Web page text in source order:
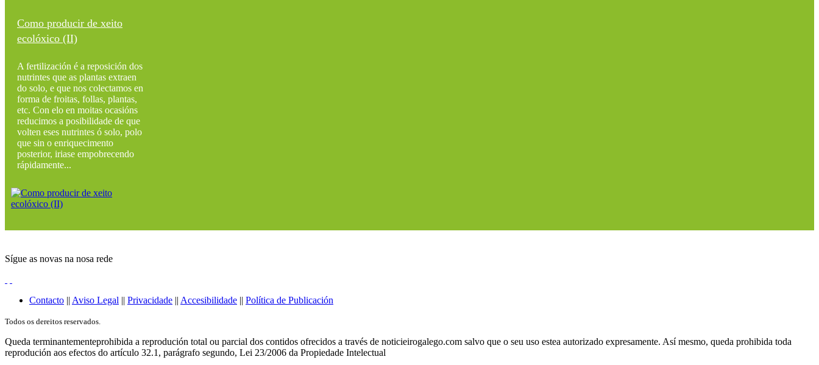
Como producir de xeito
ecolóxico (II)
A fertilización é a reposición dos
nutrintes que as plantas extraen
do solo, e que nos colectamos en
forma de froitas, follas, plantas,
etc. Con elo en moitas ocasións
reducimos a posibilidade de que
volten eses nutrintes ó solo, polo
que sin o enriquecimento
posterior, iriase empobrecendo
rápidamente...
Sígue as novas na nosa rede
Contacto || Aviso Legal || Privacidade || Accesibilidade || Política de Publicación
Todos os dereitos reservados.
Queda terminantementeprohibida a reprodución total ou parcial dos contidos ofrecidos a través de noticieirogalego.com salvo que o seu uso estea autorizado expresamente. Así mesmo, queda prohibida toda
reprodución aos efectos do artículo 32.1, parágrafo segundo, Lei 23/2006 da Propiedade Intelectual